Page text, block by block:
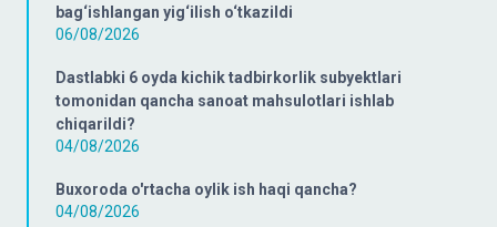
bag‘ishlangan yig‘ilish o‘tkazildi
06/08/2026
Dastlabki 6 oyda kichik tadbirkorlik subyektlari
tomonidan qancha sanoat mahsulotlari ishlab
chiqarildi?
04/08/2026
Buxoroda o'rtacha oylik ish haqi qancha?
04/08/2026